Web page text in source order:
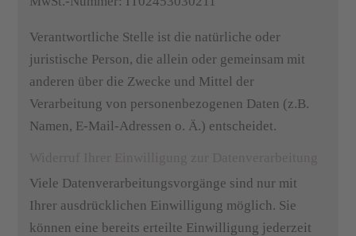
Verantwortliche Stelle ist die natürliche oder
juristische Person, die allein oder gemeinsam mit
anderen über die Zwecke und Mittel der
Verarbeitung von personenbezogenen Daten (z.B.
Namen, E-Mail-Adressen o. Ä.) entscheidet.
Viele Datenverarbeitungsvorgänge sind nur mit
Ihrer ausdrücklichen Einwilligung möglich. Sie
können eine bereits erteilte Einwilligung jederzeit